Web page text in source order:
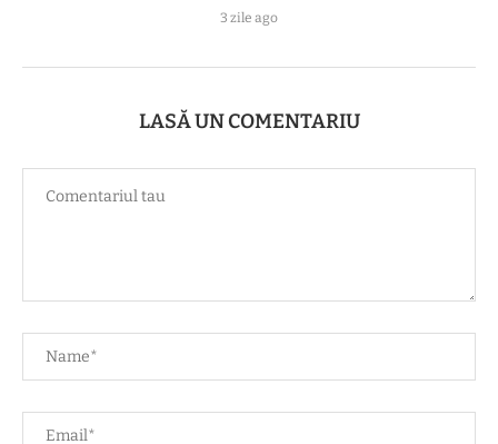
3 zile ago
LASĂ UN COMENTARIU